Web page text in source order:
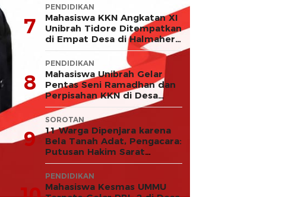
7
PENDIDIKAN
Mahasiswa KKN Angkatan XI
Unibrah Tidore Ditempatkan
di Empat Desa di Halmahera
Timur
8
PENDIDIKAN
Mahasiswa Unibrah Gelar
Pentas Seni Ramadhan dan
Perpisahan KKN di Desa
Akejawi
9
SOROTAN
11 Warga Dipenjara karena
Bela Tanah Adat, Pengacara:
Putusan Hakim Sarat
Kejanggalan dan Abaikan
Keadilan
PENDIDIKAN
Mahasiswa Kesmas UMMU